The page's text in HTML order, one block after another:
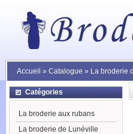
Accueil » Catalogue » La broderie
Catégories
La broderie aux rubans
La broderie de Lunéville